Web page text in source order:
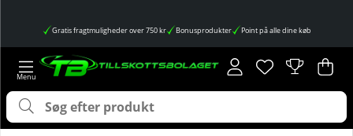
Gratis fragtmuligheder over 750 kr Bonusprodukter Point på alle dine køb
Ønskeliste
Antal på
. .